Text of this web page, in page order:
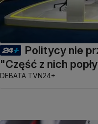
Politycy nie
"Część z nich
DEBATA TVN24+